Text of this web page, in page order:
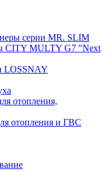
серии MR. SLIM
CITY MULTY G7 "Next
LOSSNAY
отопления,
отопления и ГВС